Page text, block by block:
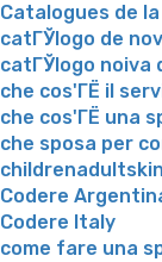
Catalogues de
catГЎlogo de
catГЎlogo noiva
che cos'ГЁ il
che cos'ГЁ una
che sposa per
Codere
Codere Italy
come fare una